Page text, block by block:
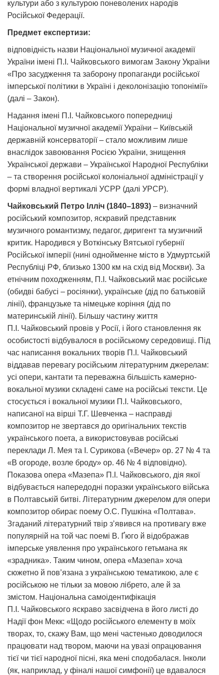
культури або з культурою поневолених народів
Російської Федерації.
Предмет експертизи:
відповідність назви Національної музичної академії
України імені П.І. Чайковського вимогам Закону України
«Про засудження та заборону пропаганди російської
імперської політики в Україні і деколонізацію топонімії»
(далі – Закон).
Надання імені П.І. Чайковського попередниці
Національної музичної академії України – Київській
державній консерваторії – стало можливим лише
внаслідок завоювання Росією України, знищення
Української держави – Української Народної Республіки
– та створення російської колоніальної адміністрації у
формі владної вертикалі УСРР (далі УРСР).
Чайковський Петро Ілліч (1840–1893) – визначний
російський композитор, яскравий представник
музичного романтизму, педагог, диригент та музичний
критик. Народився у Воткінську Вятської губернії
Російської імперії (нині однойменне місто в Удмуртській
Республіці РФ, близько 1300 км на схід від Москви). За
етнічним походженням, П.І. Чайковський має російське
(обидві бабусі – росіянки), українське (дід по батьковій
лінії), французьке та німецьке коріння (дід по
материнській лінії). Більшу частину життя
П.І. Чайковський провів у Росії, і його становлення як
особистості відбувалося в російському середовищі. Під
час написання вокальних творів П.І. Чайковський
віддавав перевагу російським літературним джерелам:
усі опери, кантати та переважна більшість камерно-
вокальної музики складені саме на російські тексти. Це
стосується і вокальної музики П.І. Чайковського,
написаної на вірші Т.Г. Шевченка – насправді
композитор не звертався до оригінальних текстів
українського поета, а використовував російські
переклади Л. Мея та І. Сурикова («Вечер» op. 27 № 4 та
«В огороде, возле броду» op. 46 № 4 відповідно).
Показова опера «Мазепа» П.І. Чайковського, дія якої
відбувається напередодні поразки українського війська
в Полтавській битві. Літературним джерелом для опери
композитор обирає поему О.С. Пушкіна «Полтава».
Згаданий літературний твір з’явився на противагу вже
популярній на той час поемі В. Ґюго й відображав
імперське уявлення про українського гетьмана як
«зрадника». Таким чином, опера «Мазепа» хоча
сюжетно й пов’язана з українською тематикою, але є
російською не тільки за мовою лібрето, але й за
змістом. Національна самоідентифікація
П.І. Чайковського яскраво засвідчена в його листі до
Надії фон Мекк: «Щодо російського елементу в моїх
творах, то, скажу Вам, що мені частенько доводилося
працювати над твором, маючи на увазі опрацювання
тієї чи тієї народної пісні, яка мені сподобалася. Інколи
(як, наприклад, у фіналі нашої симфонії) це вдавалося